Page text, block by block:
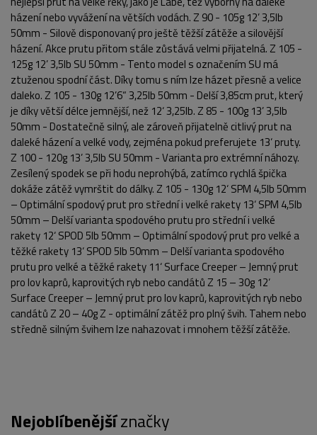
házení nebo vyvážení na větších vodách. Z 90 - 105g 12’ 3,5lb
50mm - Silově disponovaný pro ještě těžší zátěže a silovější
házení. Akce prutu přitom stále zůstává velmi přijatelná. Z 105 -
125g 12’ 3,5lb SU 50mm - Tento model s označením SU má
ztuženou spodní část. Díky tomu s ním lze házet přesně a velice
daleko. Z 105 - 130g 12’6“ 3,25lb 50mm - Delší 3,85cm prut, který
je díky větší délce jemnější, než 12‘ 3,25lb. Z 85 - 100g 13’ 3,5lb
50mm - Dostatečně silný, ale zároveň přijatelně citlivý prut na
daleké házení a velké vody, zejména pokud preferujete 13‘ pruty.
Z 100 - 120g 13’ 3,5lb SU 50mm - Varianta pro extrémní náhozy.
Zesílený spodek se při hodu neprohýbá, zatímco rychlá špička
dokáže zátěž vymrštit do dálky. Z 105 - 130g 12‘ SPM 4,5lb 50mm
– Optimální spodový prut pro střední i velké rakety 13‘ SPM 4,5lb
50mm – Delší varianta spodového prutu pro střední i velké
rakety 12‘ SPOD 5lb 50mm – Optimální spodový prut pro velké a
těžké rakety 13‘ SPOD 5lb 50mm – Delší varianta spodového
prutu pro velké a těžké rakety 11‘ Surface Creeper – Jemný prut
pro lov kaprů, kaprovitých ryb nebo candátů Z 15 – 30g 12‘
Surface Creeper – Jemný prut pro lov kaprů, kaprovitých ryb nebo
candátů Z 20 – 40g Z - optimální zátěž pro plný švih. Tahem nebo
středně silným švihem lze nahazovat i mnohem těžší zátěže.
Nejoblíbenějšíznačky